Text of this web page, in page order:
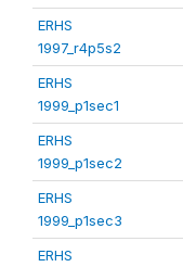
ERHS
1997_r4p5s2
ERHS
1999_p1sec1
ERHS
1999_p1sec2
ERHS
1999_p1sec3
ERHS